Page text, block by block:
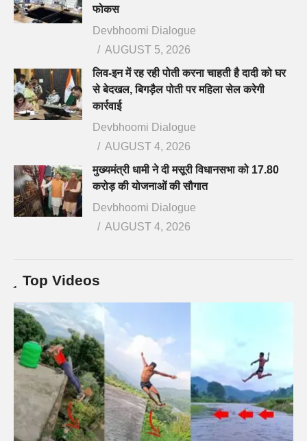
फोकस
Devbhoomi Dialogue
AUGUST 5, 2026
लिव-इन में रह रही पोती करना चाहती है दादी को घर
से बेदखल, बिगड़ैल पोती पर महिला सेल करेगी
कार्रवाई
Devbhoomi Dialogue
AUGUST 4, 2026
मुख्यमंत्री धामी ने दी मसूरी विधानसभा को 17.80
करोड़ की योजनाओं की सौगात
Devbhoomi Dialogue
AUGUST 4, 2026
Top Videos